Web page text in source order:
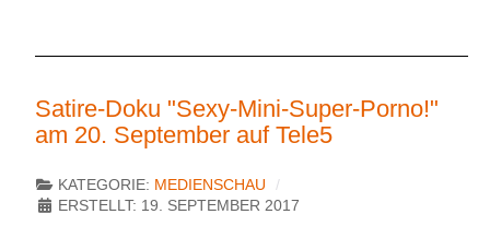
Satire-Doku "Sexy-Mini-Super-Porno!"
am 20. September auf Tele5
KATEGORIE: MEDIENSCHAU
ERSTELLT: 19. SEPTEMBER 2017